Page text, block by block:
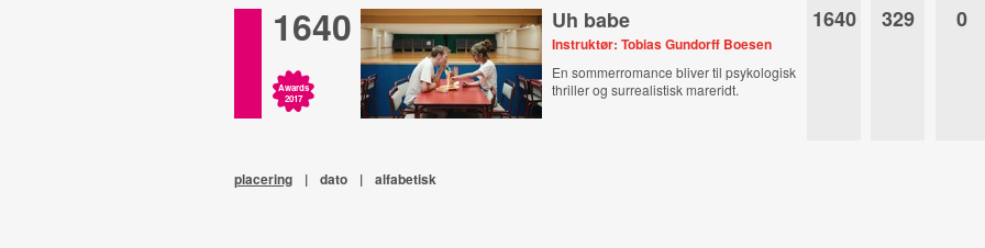
1640
Awards
2017
Uh babe
Instruktør: Tobias Gundorff Boesen
En sommerromance bliver til psykologisk
thriller og surrealistisk mareridt.
1640 329 0
placering | dato | alfabetisk